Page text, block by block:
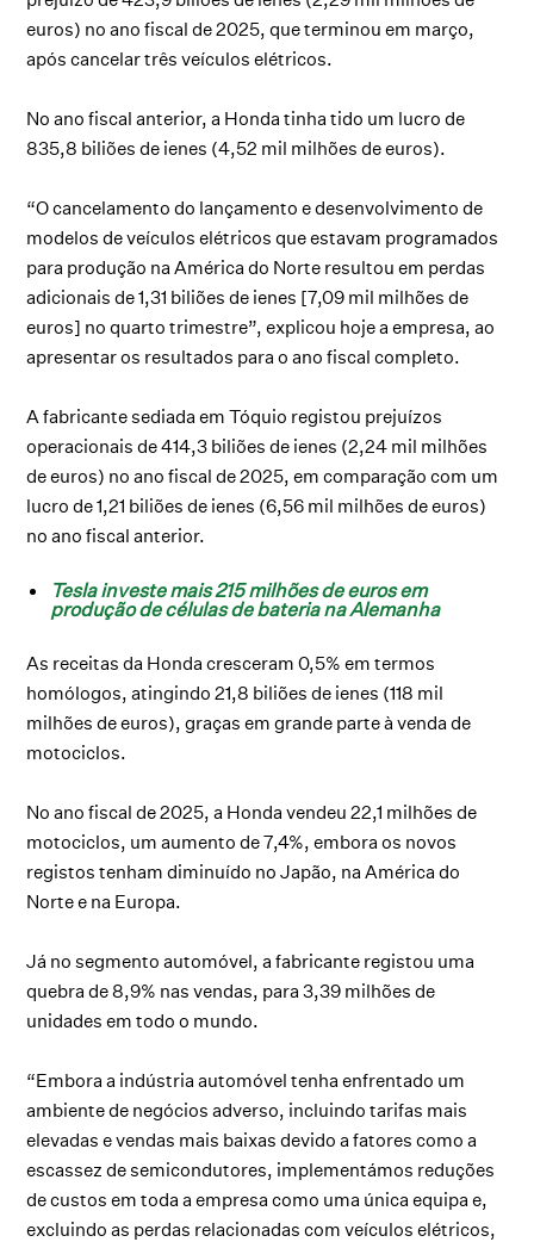
euros) no ano fiscal de 2025, que terminou em março,
após cancelar três veículos elétricos.
No ano fiscal anterior, a Honda tinha tido um lucro de
835,8 biliões de ienes (4,52 mil milhões de euros).
“O cancelamento do lançamento e desenvolvimento de
modelos de veículos elétricos que estavam programados
para produção na América do Norte resultou em perdas
adicionais de 1,31 biliões de ienes [7,09 mil milhões de
euros] no quarto trimestre”, explicou hoje a empresa, ao
apresentar os resultados para o ano fiscal completo.
A fabricante sediada em Tóquio registou prejuízos
operacionais de 414,3 biliões de ienes (2,24 mil milhões
de euros) no ano fiscal de 2025, em comparação com um
lucro de 1,21 biliões de ienes (6,56 mil milhões de euros)
no ano fiscal anterior.
Tesla investe mais 215 milhões de euros em
produção de células de bateria na Alemanha
As receitas da Honda cresceram 0,5% em termos
homólogos, atingindo 21,8 biliões de ienes (118 mil
milhões de euros), graças em grande parte à venda de
motociclos.
No ano fiscal de 2025, a Honda vendeu 22,1 milhões de
motociclos, um aumento de 7,4%, embora os novos
registos tenham diminuído no Japão, na América do
Norte e na Europa.
Já no segmento automóvel, a fabricante registou uma
quebra de 8,9% nas vendas, para 3,39 milhões de
unidades em todo o mundo.
“Embora a indústria automóvel tenha enfrentado um
ambiente de negócios adverso, incluindo tarifas mais
elevadas e vendas mais baixas devido a fatores como a
escassez de semicondutores, implementámos reduções
de custos em toda a empresa como uma única equipa e,
excluindo as perdas relacionadas com veículos elétricos,